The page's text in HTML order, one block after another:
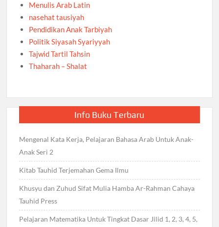
Menulis Arab Latin
nasehat tausiyah
Pendidikan Anak Tarbiyah
Politik Siyasah Syariyyah
Tajwid Tartil Tahsin
Thaharah – Shalat
Info Buku Terbaru
Mengenal Kata Kerja, Pelajaran Bahasa Arab Untuk Anak-
Anak Seri 2
Kitab Tauhid Terjemahan Gema Ilmu
Khusyu dan Zuhud Sifat Mulia Hamba Ar-Rahman Cahaya
Tauhid Press
Pelajaran Matematika Untuk Tingkat Dasar Jilid 1, 2, 3, 4, 5,